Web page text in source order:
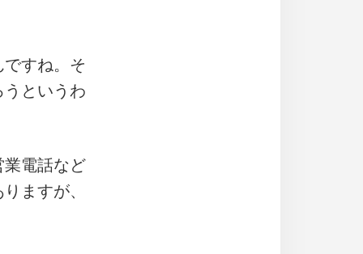
すね。そ
というわ
業電話など
ますが、